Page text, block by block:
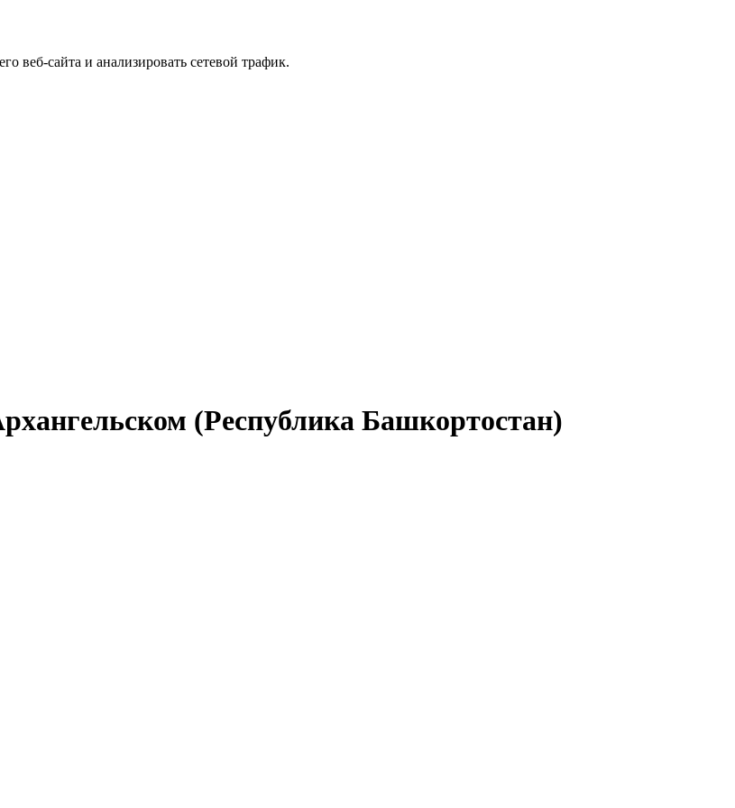
веб-сайта и анализировать сетевой трафик.
(Республика Башкортостан)